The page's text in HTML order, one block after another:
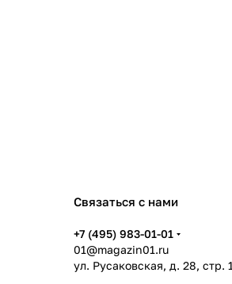
Связаться с нами
+7 (495) 983-01-01
01@magazin01.ru
ул. Русаковская, д. 28, стр.